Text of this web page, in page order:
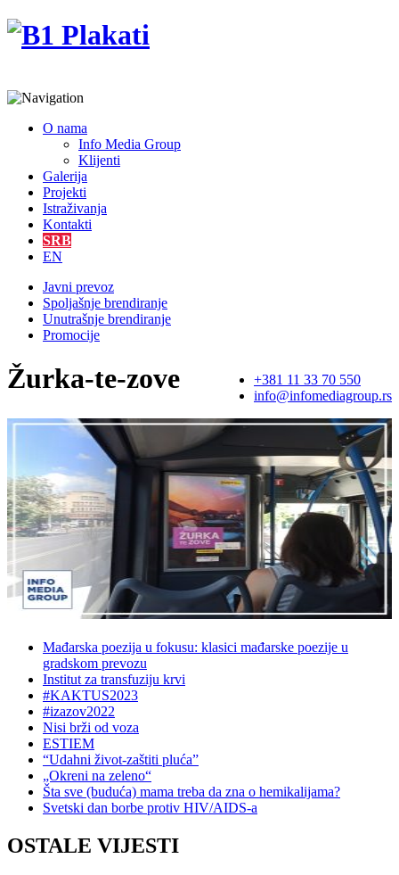
O nama
Info Media Group
Klijenti
Galerija
Projekti
Istraživanja
Kontakti
SRB
EN
Javni prevoz
Spoljašnje brendiranje
Unutrašnje brendiranje
Promocije
+381 11 33 70 550
info@infomediagroup.rs
Žurka-te-zove
Mađarska poezija u fokusu: klasici mađarske poezije u
gradskom prevozu
Institut za transfuziju krvi
#KAKTUS2023
#izazov2022
Nisi brži od voza
ESTIEM
“Udahni život-zaštiti pluća”
„Okreni na zeleno“
Šta sve (buduća) mama treba da zna o hemikalijama?
Svetski dan borbe protiv HIV/AIDS-a
OSTALE VIJESTI